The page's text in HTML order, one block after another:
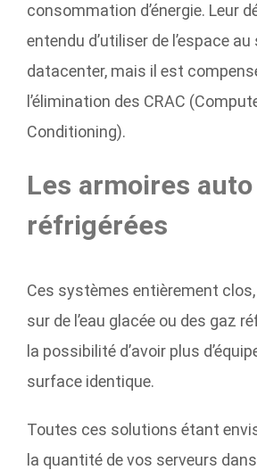
consommation d’énergie. Leur
entendu d’utiliser de l’espace au
datacenter, mais il est
l’élimination des CRAC
Conditioning).
Les armoires auto
réfrigérées
Ces systèmes entièrement clos,
sur de l’eau glacée ou des gaz
la possibilité d’avoir plus
surface identique.
Toutes ces solutions étant
la quantité de vos serveurs